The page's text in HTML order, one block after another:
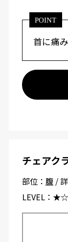
POINT
首に痛
チェアク
部位： 腹/ 詳
LEVEL：